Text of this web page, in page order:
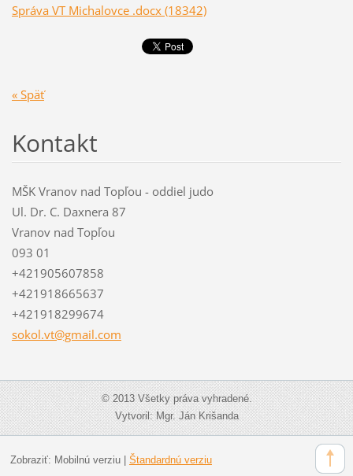
Správa VT Michalovce .docx (18342)
« Späť
Kontakt
MŠK Vranov nad Topľou - oddiel judo
Ul. Dr. C. Daxnera 87
Vranov nad Topľou
093 01
+421905607858
+421918665637
+421918299674
sokol.vt@gmail.com
© 2013 Všetky práva vyhradené.
Vytvoril: Mgr. Ján Krišanda
Zobraziť: Mobilnú verziu| Štandardnú verziu